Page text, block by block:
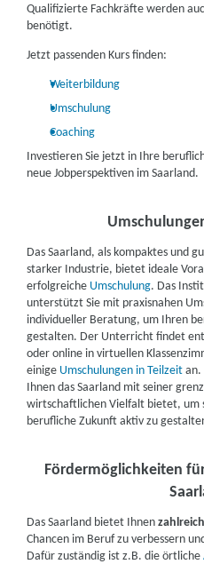
Saarland unterstützen Sie genau
können als Einzel- oder
Vermittlungsgutschein (AVGS) zu
von Anschreiben und Lebenslauf
Ihrer Unterlagen.
Qualifizierte Fachkräfte werden
benötigt.
Jetzt passenden Kurs finden:
Weiterbildung
Umschulung
Coaching
Investieren Sie jetzt in Ihre
neue Jobperspektiven im Saarland.
Das Saarland, als kompaktes und
starker Industrie, bietet ideale
erfolgreiche Umschulung. Das
unterstützt Sie mit praxisnahen
individueller Beratung, um Ihren
gestalten. Der Unterricht findet
oder online in virtuellen
einige Umschulungen in Teilzeit an.
Ihnen das Saarland mit seiner
wirtschaftlichen Vielfalt bietet, um
berufliche Zukunft aktiv zu
Fördermöglichkeiten
Das Saarland bietet Ihnen
Chancen im Beruf zu verbessern
Dafür zuständig ist z.B. die örtliche